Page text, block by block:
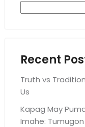
Recent
Truth vs
Us
Kapag May
Imahe: